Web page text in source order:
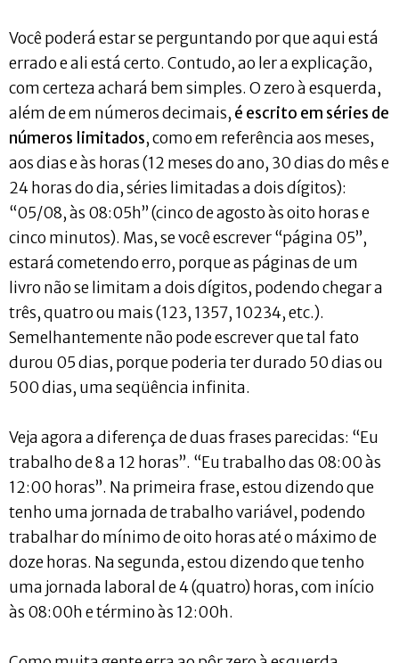
Você poderá estar se perguntando por que aqui está
errado e ali está certo. Contudo, ao ler a explicação,
com certeza achará bem simples. O zero à esquerda,
além de em números decimais, é escrito em séries de
números limitados, como em referência aos meses,
aos dias e às horas (12 meses do ano, 30 dias do mês e
24 horas do dia, séries limitadas a dois dígitos):
“05/08, às 08:05h” (cinco de agosto às oito horas e
cinco minutos). Mas, se você escrever “página 05”,
estará cometendo erro, porque as páginas de um
livro não se limitam a dois dígitos, podendo chegar a
três, quatro ou mais (123, 1357, 10234, etc.).
Semelhantemente não pode escrever que tal fato
durou 05 dias, porque poderia ter durado 50 dias ou
500 dias, uma seqüência infinita.
Veja agora a diferença de duas frases parecidas: “Eu
trabalho de 8 a 12 horas”. “Eu trabalho das 08:00 às
12:00 horas”. Na primeira frase, estou dizendo que
tenho uma jornada de trabalho variável, podendo
trabalhar do mínimo de oito horas até o máximo de
doze horas. Na segunda, estou dizendo que tenho
uma jornada laboral de 4 (quatro) horas, com início
às 08:00h e término às 12:00h.